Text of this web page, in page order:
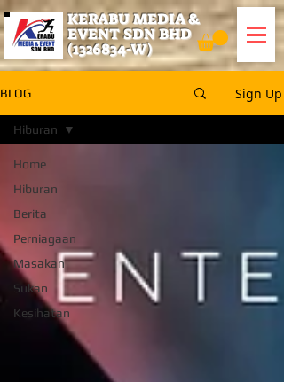
KERABU MEDIA &
EVENT SDN BHD
(1326834-W)
BLOG Sign Up
Home
Hiburan
Berita
Perniagaan
Masakan
Sukan
Kesihatan
Hiburan